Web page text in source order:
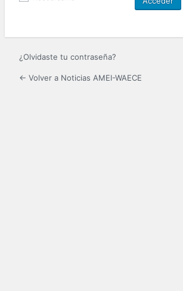
¿Olvidaste tu contraseña?
← Volver a Noticias AMEI-WAECE